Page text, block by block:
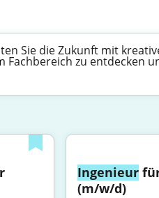
Sie die Zukunft mit
Fachbereich zu entdecken
Ingenieur
(m/w/d)